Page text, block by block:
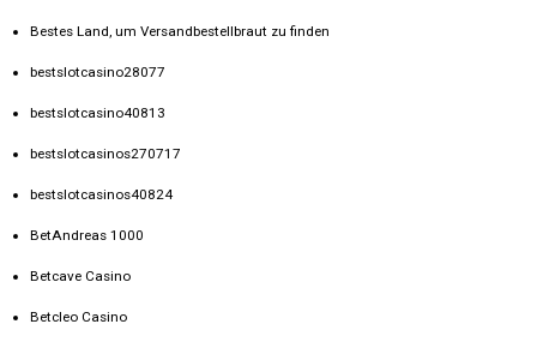
Bestes Land, um Versandbestellbraut zu finden
bestslotcasino28077
bestslotcasino40813
bestslotcasinos270717
bestslotcasinos40824
BetAndreas 1000
Betcave Casino
Betcleo Casino